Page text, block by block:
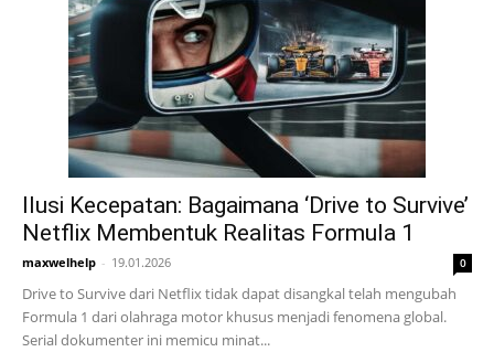
Ilusi Kecepatan: Bagaimana ‘Drive to Survive’
Netflix Membentuk Realitas Formula 1
maxwelhelp - 19.01.2026 0
Drive to Survive dari Netflix tidak dapat disangkal telah mengubah
Formula 1 dari olahraga motor khusus menjadi fenomena global.
Serial dokumenter ini memicu minat...